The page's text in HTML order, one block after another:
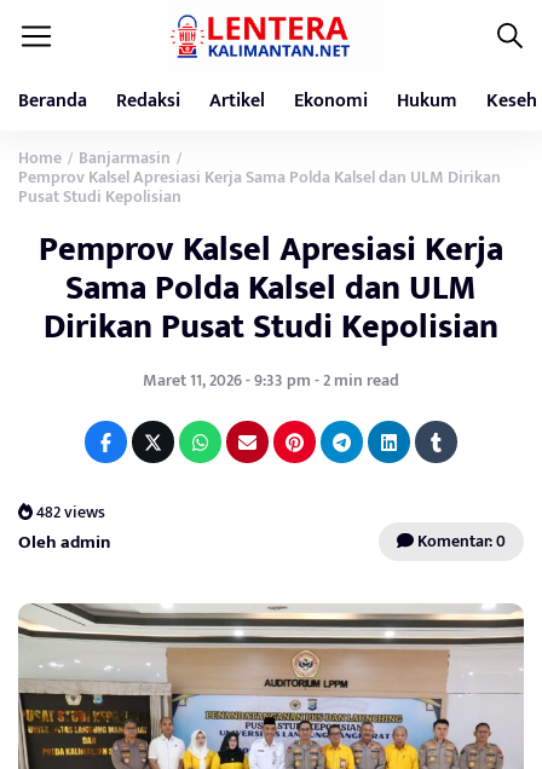
Beranda Redaksi Artikel Ekonomi Hukum
Home / Banjarmasin /
Pemprov Kalsel Apresiasi Kerja Sama Polda Kalsel dan ULM Dirikan
Pusat Studi Kepolisian
Pemprov Kalsel Apresiasi Kerja
Sama Polda Kalsel dan ULM
Dirikan Pusat Studi Kepolisian
Maret 11, 2026 - 9:33 pm - 2 min read
482 views
Oleh admin Komentar: 0